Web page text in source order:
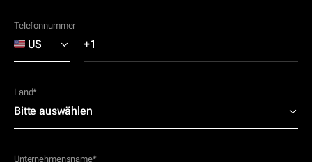
Telefonnummer
Land*
Unternehmensname*